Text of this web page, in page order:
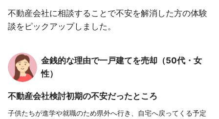
不動産会社に相談することで不安を解消した方の体験
談をピックアップしました。
金銭的な理由で一戸建てを売却（50代・女
性）
不動産会社検討初期の不安だったところ
子供たちが進学や就職のため県外へ行き、自宅へ戻ってくる予定